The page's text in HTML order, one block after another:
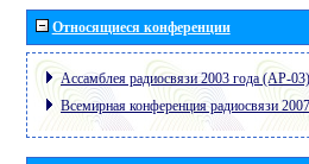
Относящиеся конференции
Ассамблея радиосвязи 2003 года (АР-03)
Всемирная конференция радиосвязи